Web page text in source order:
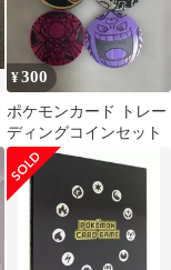
¥300
ポケモンカード トレー
ディングコインセット